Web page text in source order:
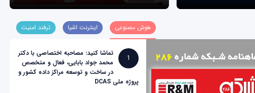
هوش مصنوعی اینترنت اشیا ترفند امنیت
1
تماشا کنید: مصاحبه اختصاصی با دکتر
محمد جواد بابایی، فعال و متخصص
در ساخت و توسعه مراکز داده کشور و
پروژه ملی DCAS